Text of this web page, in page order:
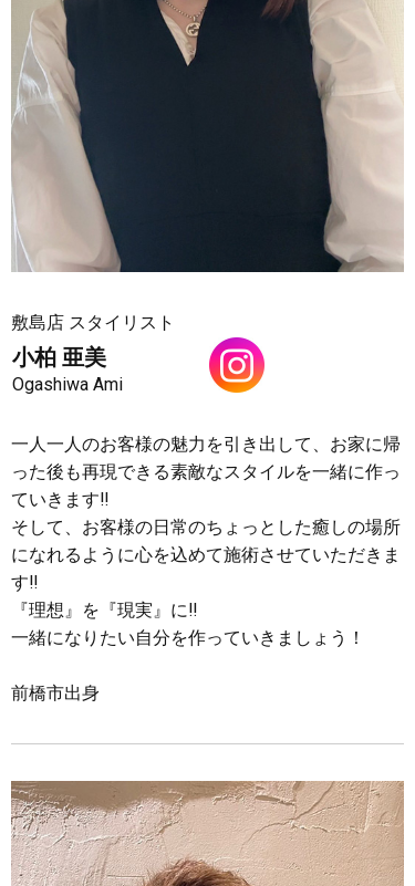
敷島店 スタイリスト
小柏 亜美
Ogashiwa Ami
一人一人のお客様の魅力を引き出して、お家に帰
った後も再現できる素敵なスタイルを一緒に作っ
ていきます‼︎
そして、お客様の日常のちょっとした癒しの場所
になれるように心を込めて施術させていただきま
す‼︎
『理想』を『現実』に‼︎
一緒になりたい自分を作っていきましょう！
前橋市出身